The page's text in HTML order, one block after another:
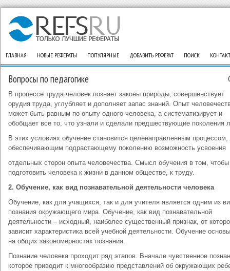
ГЛАВНАЯ НОВЫЕ РЕФЕРАТЫ ПОПУЛЯРНЫЕ ДОБАВИТЬ РЕФЕРАТ ПОИСК
Вопросы по педагогике
В процессе труда человек познает законы природы, совершенствует
орудия труда, углубляет и дополняет запас знаний. Опыт
может быть равным по опыту одного человека, а систематизирует и
обобщает все то, что узнали и сделали предшествующие поколения
В этих условиях обучение становится целенаправленным процессом,
обеспечивающим подрастающему поколению возможность усвоения
отдельных сторон опыта человечества. Смысл обучения в том, чтобы
подготовить человека к жизни в данном обществе, к труду.
2. Обучение, как вид познавательной деятельности человека
Обучение, как для учащихся, так и для учителя является одним из
познания окружающего мира. Обучение, как вид познавательной
деятельности – исходный, наиболее существенный признак, от
зависит характеристика всей учебной деятельности. Обучение
на общих закономерностях познания.
Познание человека проходит ряд этапов. Вначале чувственное
которое приводит к многообразию представлений об окружающих